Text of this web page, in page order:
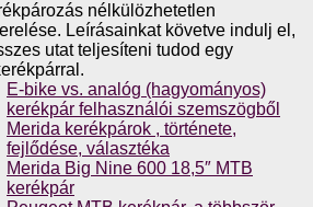
nélkülözhetetlen
Leírásainkat követve indulj el,
utat teljesíteni tudod egy
E-bike vs. analóg (hagyományos)
kerékpár felhasználói szemszögből
Merida kerékpárok , története,
fejlődése, választéka
Merida Big Nine 600 18,5″ MTB
kerékpár